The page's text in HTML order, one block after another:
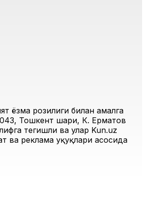
ёзма розилиги билан амалга
Тошкент шаҳри, К. Ерматов
тегишли ва улар Kun.uz
ва реклама ҳуқуқлари асосида